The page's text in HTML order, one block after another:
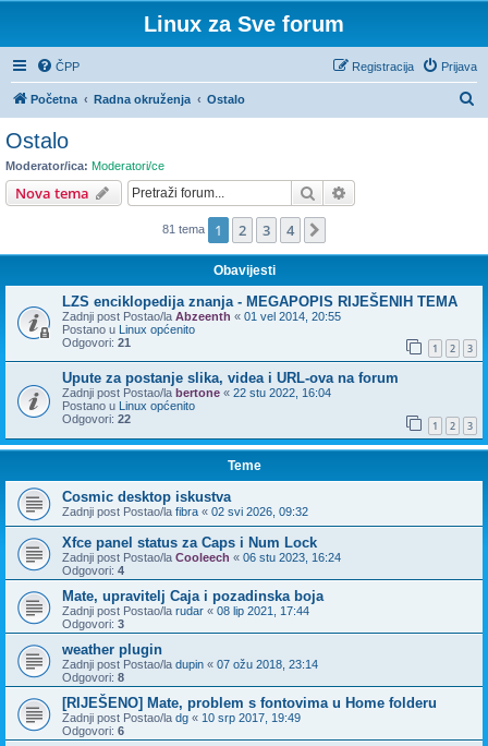
Linux za Sve forum
ČPP Prijava
Registracija
Početna Radna okruženja Ostalo
ž
Ostalo
Moderator/ica: Moderatori/ce
Nova tema Pretražnik
81 tema 1 2 3 4
Obavijesti
LZS enciklopedija znanja - MEGAPOPIS RIJEŠENIH TEMA
Zadnji post Postao/la Abzeenth « 01 vel 2014, 20:55
Postano u Linux općenito
Odgovori: 21 1 2 3
Upute za postanje slika, videa i URL-ova na forum
Zadnji post Postao/la bertone « 22 stu 2022, 16:04
Postano u Linux općenito
Odgovori: 22 1 2 3
Teme
Cosmic desktop iskustva
Zadnji post Postao/la fibra « 02 svi 2026, 09:32
Xfce panel status za Caps i Num Lock
Zadnji post Postao/la Cooleech « 06 stu 2023, 16:24
Odgovori: 4
Mate, upravitelj Caja i pozadinska boja
Zadnji post Postao/la rudar « 08 lip 2021, 17:44
Odgovori: 3
weather plugin
Zadnji post Postao/la dupin « 07 ožu 2018, 23:14
Odgovori: 8
[RIJEŠENO] Mate, problem s fontovima u Home folderu
Zadnji post Postao/la dg « 10 srp 2017, 19:49
Odgovori: 6